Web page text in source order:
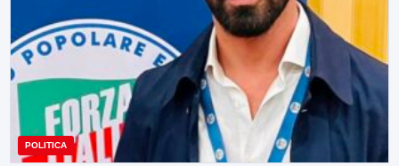
POLITICA